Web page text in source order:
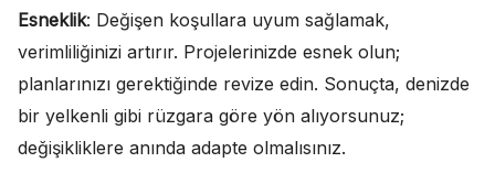
Esneklik: Değişen koşullara uyum sağlamak,
verimliliğinizi artırır. Projelerinizde esnek olun;
planlarınızı gerektiğinde revize edin. Sonuçta, denizde
bir yelkenli gibi rüzgara göre yön alıyorsunuz;
değişikliklere anında adapte olmalısınız.